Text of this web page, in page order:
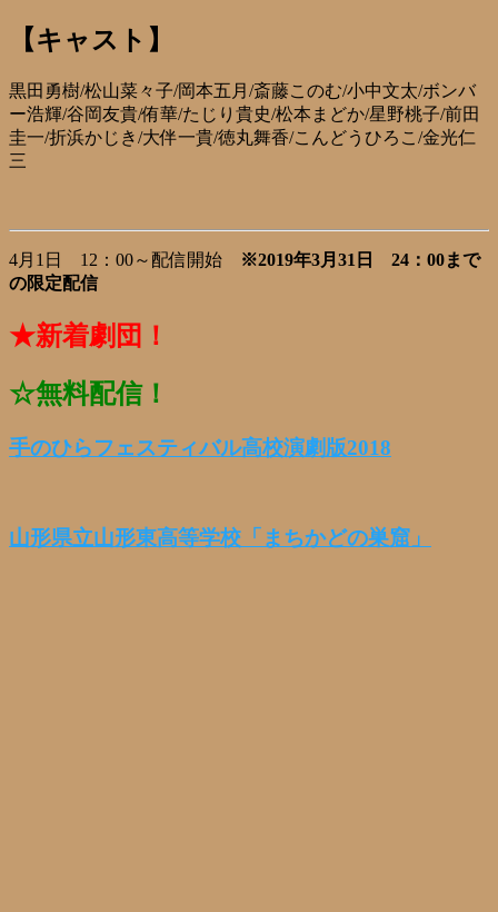
【キャスト】
黒田勇樹/松山菜々子/岡本五月/斎藤このむ/小中文太/ボンバ
ー浩輝/谷岡友貴/侑華/たじり貴史/松本まどか/星野桃子/前田
圭一/折浜かじき/大伴一貴/徳丸舞香/こんどうひろこ/金光仁
三
4月1日 12：00～配信開始
※2019年3月31日 24：00まで
の限定配信
★新着劇団！
☆無料配信！
手のひらフェスティバル高校演劇版2018
山形県立山形東高等学校「まちかどの巣窟」